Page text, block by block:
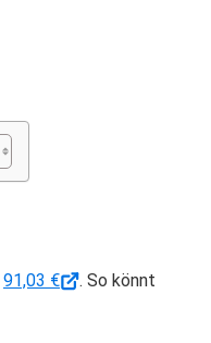
91,03 €
. So könnt